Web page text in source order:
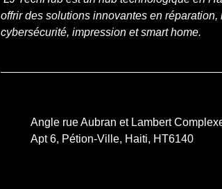
offrir des solutions innovantes en réparation,
cybersécurité, impression et smart home.
Angle rue Aubran et Lambert
Apt 6, Pétion-Ville, Haiti, HT6140